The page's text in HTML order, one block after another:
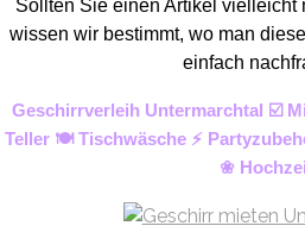
Sollten Sie einen Artikel vielleicht
wissen wir bestimmt, wo man
einfach
Geschirrverleih Untermarchtal ☑️
Teller 🍽️ Tischwäsche ⚡
❀